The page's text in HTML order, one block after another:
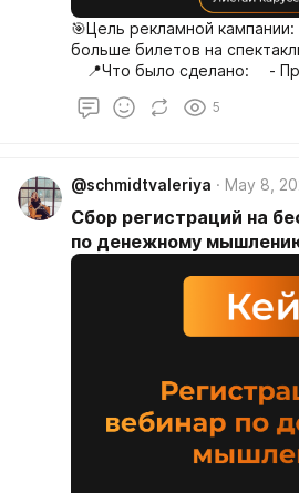
🎯Цель рекламной
больше билетов на
⠀ 📍Что было сделано: ⠀ -
принято решение вести
велась с целью сообщения
заявок + часть бюджета
целью трафик для
⠀ ✅Итого за период работы:
регистрации: 35.135р Кол-во
(большинство покупали по
за заявку: 227р ⠀ Клиент
5
@schmidtvaleriya May 8,
Сбор регистраций на
по денежному